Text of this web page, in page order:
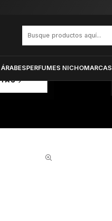
PERFUMES NICHOMARCAS
+ Gear Bluetooth Negro